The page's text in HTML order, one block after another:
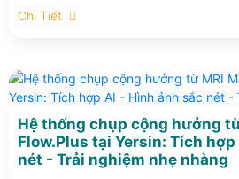
Phòng khám Đa khoa Quốc tế
Chi Tiết
Hệ thống chụp cộng hưởng
Flow.Plus tại Yersin: Tích
nét - Trải nghiệm nhẹ nhàng